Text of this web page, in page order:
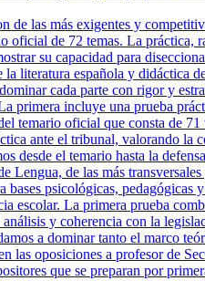
las más exigentes y
oficial de 72 temas. La
su capacidad para
literatura española y didáctica
cada parte con rigor y
primera incluye una prueba
temario oficial que consta de
ante el tribunal, valorando la
desde el temario hasta la
de las más
psicológicas, pedagógicas
La primera prueba
y coherencia con la
a dominar tanto el marco
las oposiciones a profesor de
que se preparan por